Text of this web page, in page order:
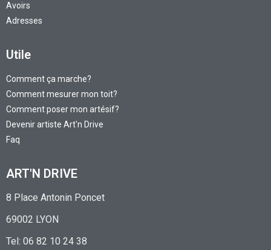
Avoirs
Adresses
Utile
Comment ça marche?
Comment mesurer mon toit?
Comment poser mon artésif?
Devenir artiste Art'n Drive
Faq
ART'N DRIVE
8 Place Antonin Poncet
69002 LYON
Tel: 06 82 10 24 38